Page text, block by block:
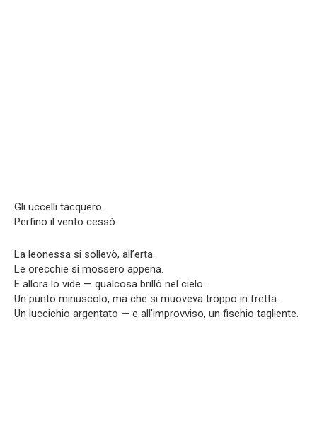
Gli uccelli tacquero.
Perfino il vento cessò.
La leonessa si sollevò, all’erta.
Le orecchie si mossero appena.
E allora lo vide — qualcosa brillò nel cielo.
Un punto minuscolo, ma che si muoveva troppo in fretta.
Un luccichio argentato — e all’improvviso, un fischio tagliente.